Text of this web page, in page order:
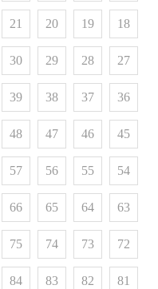
18
19
20
21
27
28
29
30
36
37
38
39
45
46
47
48
54
55
56
57
63
64
65
66
72
73
74
75
81
82
83
84